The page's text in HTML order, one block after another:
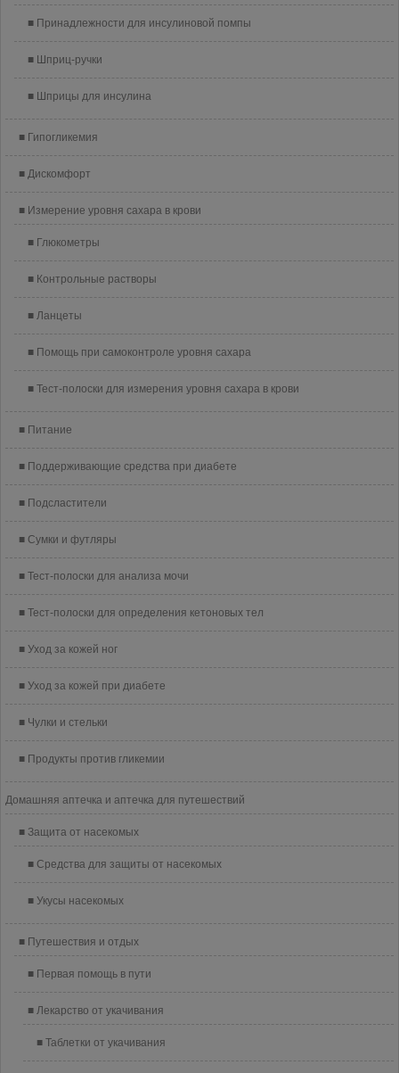
Принадлежности для инсулиновой помпы
Шприц-ручки
Шприцы для инсулина
Гипогликемия
Дискомфорт
Измерение уровня сахара в крови
Глюкометры
Контрольные растворы
Ланцеты
Помощь при самоконтроле уровня сахара
Тест-полоски для измерения уровня сахара в крови
Питание
Поддерживающие средства при диабете
Подсластители
Сумки и футляры
Тест-полоски для анализа мочи
Тест-полоски для определения кетоновых тел
Уход за кожей ног
Уход за кожей при диабете
Чулки и стельки
Продукты против гликемии
Домашняя аптечка и аптечка для путешествий
Защита от насекомых
Средства для защиты от насекомых
Укусы насекомых
Путешествия и отдых
Первая помощь в пути
Лекарство от укачивания
Таблетки от укачивания